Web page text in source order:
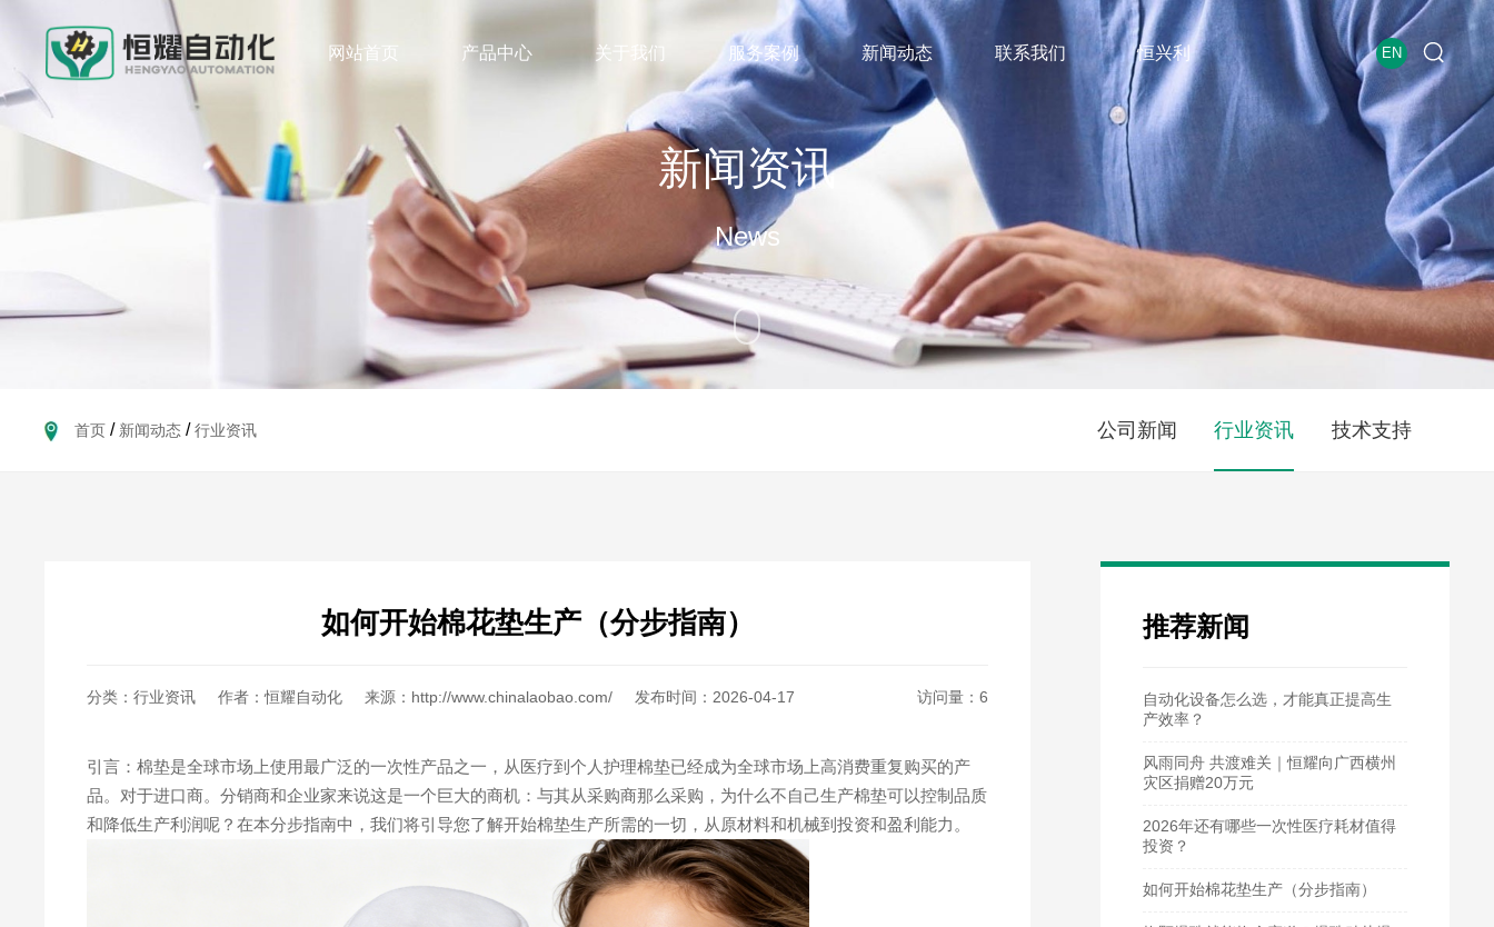
网站首页 产品中心 关于我们 服务案例 新闻动态 联系我们 恒兴利 EN
新闻资讯
News
首页/ 新闻动态/行业资讯 公司新闻 行业资讯 技术支持
如何开始棉花垫生产（分步指南）
分类：行业资讯 作者：恒耀自动化 来源：http://www.chinalaobao.com/ 发布时间： 2026-04-17 访问量：6
引言：棉垫是全球市场上使用最广泛的一次性产品之一，从医疗到个人护理棉垫已经成为全球市场上高消费重复购买的产
品。对于进口商。分销商和企业家来说这是一个巨大的商机：与其从采购商那么采购，为什么不自己生产棉垫可以控制品质
和降低生产利润呢？在本分步指南中，我们将引导您了解开始棉垫生产所需的一切，从原材料和机械到投资和盈利能力。
推荐新闻
自动化设备怎么选，才能真正提高生
产效率？
风雨同舟 共渡难关｜恒耀向广西横州
灾区捐赠20万元
2026年还有哪些一次性医疗耗材值得
投资？
如何开始棉花垫生产（分步指南）